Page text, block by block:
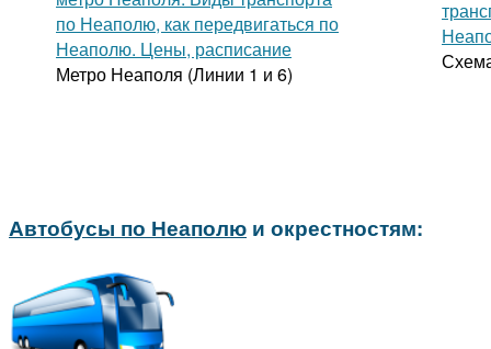
Метро Неаполя (Линии 1 и 6)
Автобусы по Неаполю и окрестностям: